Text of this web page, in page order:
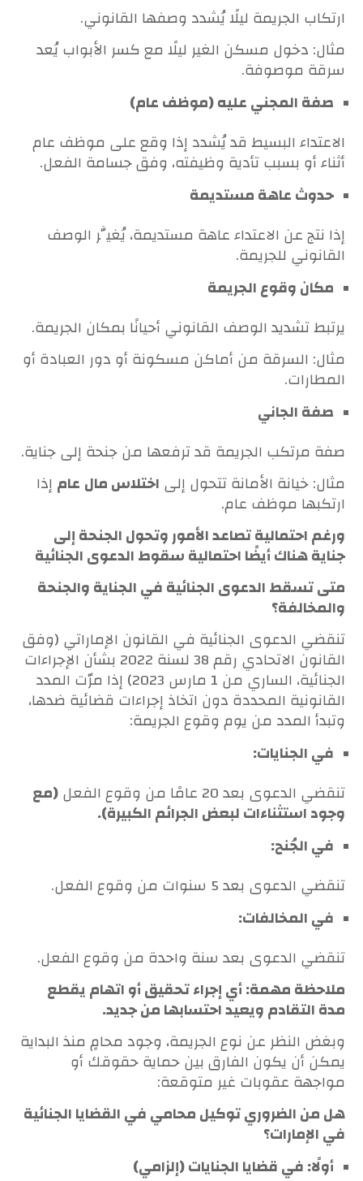
ارتكاب الجريمة ليلًا يُشدد وصفها القانوني.
مثال: دخول مسكن الغير ليلًا مع كسر الأبواب يُعد
سرقة موصوفة.
صفة المجني عليه (موظف عام)
الاعتداء البسيط قد يُشدد إذا وقع على موظف عام
أثناء أو بسبب تأدية وظيفته، وفق جسامة الفعل.
حدوث عاهة مستديمة
إذا نتج عن الاعتداء عاهة مستديمة، يُغيَّر الوصف
القانوني للجريمة.
مكان وقوع الجريمة
يرتبط تشديد الوصف القانوني أحيانًا بمكان الجريمة.
مثال: السرقة من أماكن مسكونة أو دور العبادة أو
المطارات.
صفة الجاني
صفة مرتكب الجريمة قد ترفعها من جنحة إلى جناية.
مثال: خيانة الأمانة تتحول إلى اختلاس مال عام إذا
ارتكبها موظف عام.
ورغم احتمالية تصاعد الأمور وتحول الجنحة إلى
جناية هناك أيضًا احتمالية سقوط الدعوى الجنائية
متى تسقط الدعوى الجنائية في الجناية والجنحة
والمخالفة؟
تنقضي الدعوى الجنائية في القانون الإماراتي (وفق
القانون الاتحادي رقم 38 لسنة 2022 بشأن الإجراءات
الجنائية، الساري من 1 مارس 2023) إذا مرّت المدد
القانونية المحددة دون اتخاذ إجراءات قضائية ضدها،
وتبدأ المدد من يوم وقوع الجريمة:
في الجنايات:
تنقضي الدعوى بعد 20 عامًا من وقوع الفعل
(مع
وجود استثناءات لبعض الجرائم الكبيرة).
في الجُنح:
تنقضي الدعوى بعد 5 سنوات من وقوع الفعل.
في المخالفات:
تنقضي الدعوى بعد سنة واحدة من وقوع الفعل.
ملاحظة مهمة: أي إجراء تحقيق أو اتهام يقطع
مدة التقادم ويعيد احتسابها من جديد.
وبغض النظر عن نوع الجريمة، وجود محامٍ منذ البداية
يمكن أن يكون الفارق بين حماية حقوقك أو
مواجهة عقوبات غير متوقعة:
هل من الضروري توكيل محامي في القضايا الجنائية
في الإمارات؟
أولًا: في قضايا الجنايات (إلزامي)